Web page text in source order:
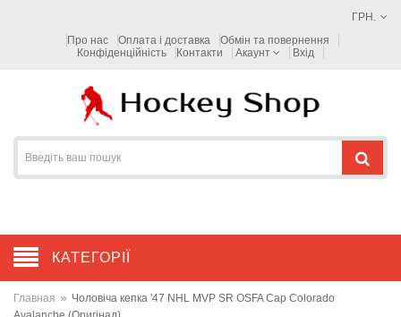
ГРН.
Про нас
Оплата і доставка
Обмін та повернення
Конфіденційність
Контакти Акаунт Вхід
КАТЕГОРІЇ
Главная » Чоловіча кепка '47 NHL MVP SR OSFA Cap Colorado